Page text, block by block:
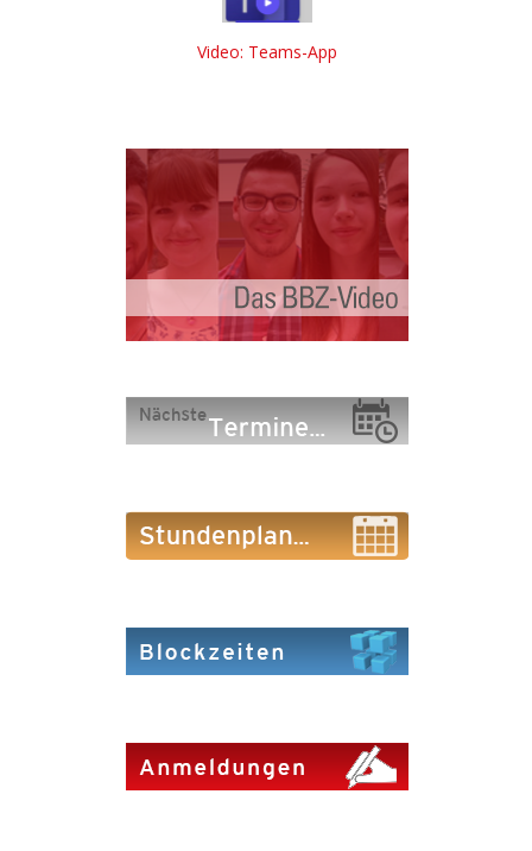
Video: Teams-App